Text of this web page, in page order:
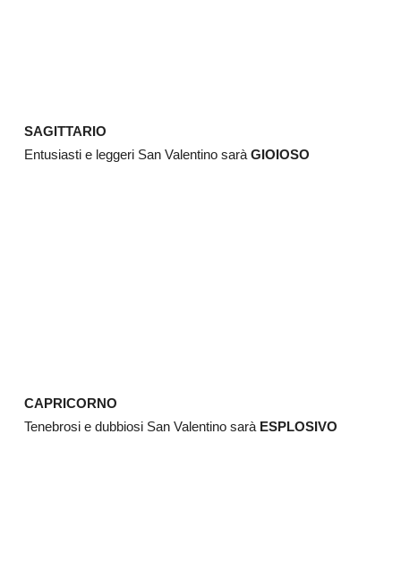
SAGITTARIO
Entusiasti e leggeri San Valentino sarà GIOIOSO
CAPRICORNO
Tenebrosi e dubbiosi San Valentino sarà ESPLOSIVO